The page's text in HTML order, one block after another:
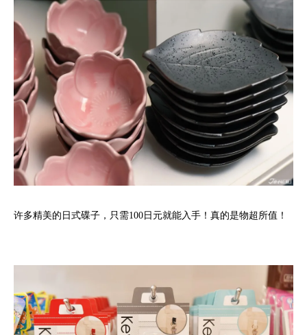
许多精美的日式碟子，只需100日元就能入手！真的是物超所值！